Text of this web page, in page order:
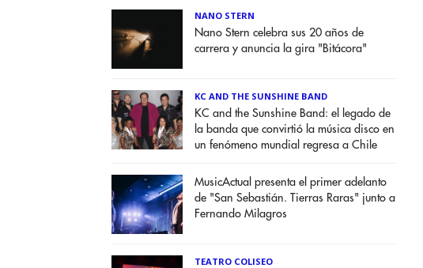
NANO STERN
Nano Stern celebra sus 20 años de
carrera y anuncia la gira "Bitácora"
KC AND THE SUNSHINE BAND
KC and the Sunshine Band: el legado de
la banda que convirtió la música disco en
un fenómeno mundial regresa a Chile
MusicActual presenta el primer adelanto
de "San Sebastián. Tierras Raras" junto a
Fernando Milagros
TEATRO COLISEO